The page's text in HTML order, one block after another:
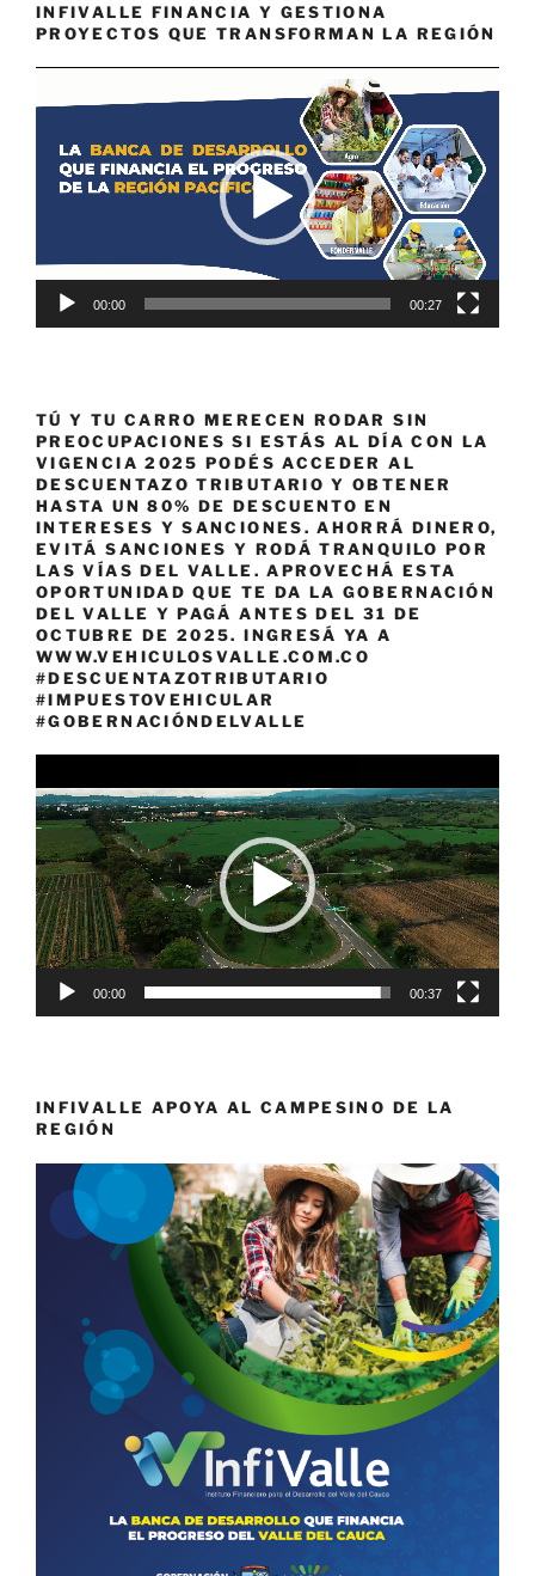
INFIVALLE FINANCIA Y GESTIONA
PROYECTOS QUE TRANSFORMAN LA REGIÓN
de
00:00 00:27
TÚ Y TU CARRO MERECEN RODAR SIN
PREOCUPACIONES SI ESTÁS AL DÍA CON LA
VIGENCIA 2025 PODÉS ACCEDER AL
DESCUENTAZO TRIBUTARIO Y OBTENER
HASTA UN 80% DE DESCUENTO EN
INTERESES Y SANCIONES. AHORRÁ DINERO,
EVITÁ SANCIONES Y RODÁ TRANQUILO POR
LAS VÍAS DEL VALLE. APROVECHÁ ESTA
OPORTUNIDAD QUE TE DA LA GOBERNACIÓN
DEL VALLE Y PAGÁ ANTES DEL 31 DE
OCTUBRE DE 2025. INGRESÁ YA A
WWW.VEHICULOSVALLE.COM.CO
#DESCUENTAZOTRIBUTARIO
#IMPUESTOVEHICULAR
#GOBERNACIÓNDELVALLE
de
vídeo
00:00 00:37
INFIVALLE APOYA AL CAMPESINO DE LA
REGIÓN